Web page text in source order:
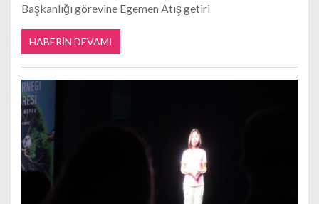
Başkanlığı görevine Egemen Atış getiri
HABERIN DEVAMI